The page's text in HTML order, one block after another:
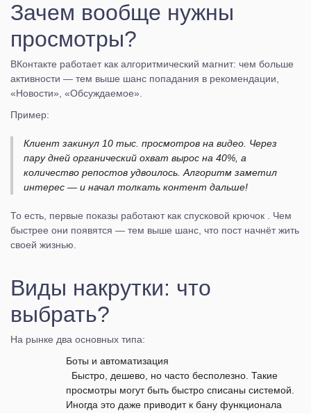
Зачем вообще нужны
просмотры?
ВКонтакте работает как алгоритмический магнит: чем больше
активности — тем выше шанс попадания в рекомендации,
«Новости», «Обсуждаемое».
Пример:
Клиент закинул 10 тыс. просмотров на видео. Через
пару дней органический охват вырос на 40%, а
количество репостов удвоилось. Алгоритм заметил
интерес — и начал толкать контент дальше!
То есть, первые показы работают как спусковой крючок . Чем
быстрее они появятся — тем выше шанс, что пост начнёт жить
своей жизнью.
Виды накрутки: что
выбрать?
На рынке два основных типа:
Боты и автоматизация
Быстро, дешево, но часто бесполезно. Такие
просмотры могут быть быстро списаны системой.
Иногда это даже приводит к бану функционала